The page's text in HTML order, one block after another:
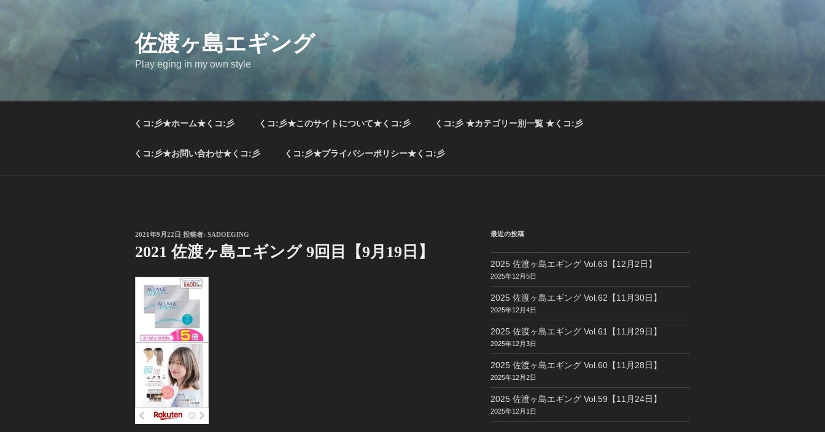
佐渡ヶ島エギング
Play eging in my own style
くコ:彡★ホーム★くコ:彡 くコ:彡★このサイトについて★くコ:彡 くコ:彡 ★カテゴリー別一覧 ★くコ:彡
くコ:彡★お問い合わせ★くコ:彡 くコ:彡★プライバシーポリシー★くコ:彡
投
日:
2021年9月22日 投稿者: SADOEGING
2021 佐渡ヶ島エギング 9回目【9月19日】
最近の投稿
2025 佐渡ヶ島エギング Vol.63【12月2日】
2025年12月5日
2025 佐渡ヶ島エギング Vol.62【11月30日】
2025年12月4日
2025 佐渡ヶ島エギング Vol.61【11月29日】
2025年12月3日
2025 佐渡ヶ島エギング Vol.60【11月28日】
2025年12月2日
2025 佐渡ヶ島エギング Vol.59【11月24日】
2025年12月1日